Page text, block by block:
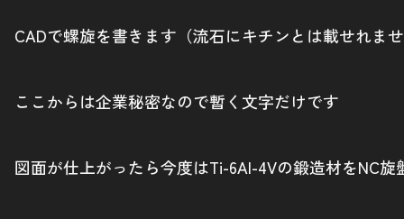
CADで螺旋を書きます（流石にキチンとは載せれま
ここからは企業秘密なので暫く文字だけです
図面が仕上がったら今度はTi-6Al-4Vの鍛造材をNC旋